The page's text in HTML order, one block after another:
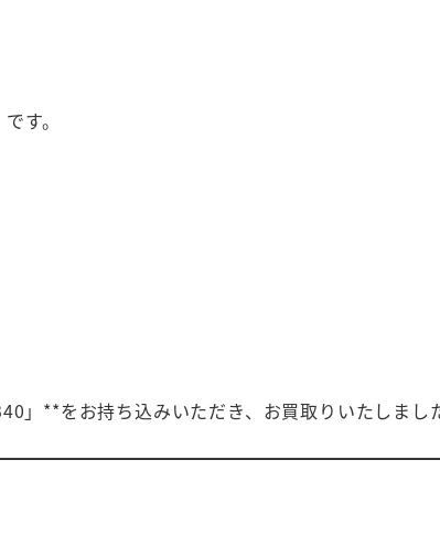
す。
」**をお持ち込みいただき、お買取りいたしまし